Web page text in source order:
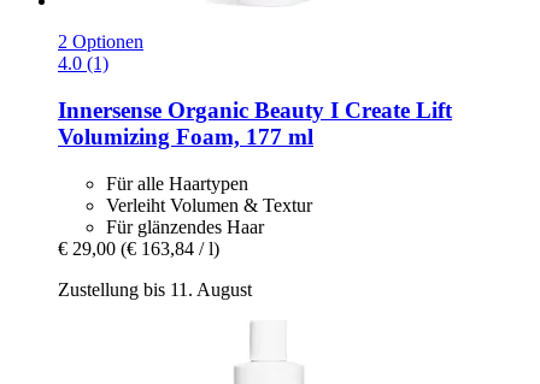
2 Optionen
4.0 (1)
Innersense Organic Beauty I Create Lift
Volumizing Foam, 177 ml
Für alle Haartypen
Verleiht Volumen & Textur
Für glänzendes Haar
€ 29,00 (€ 163,84 / l)
Zustellung bis 11. August